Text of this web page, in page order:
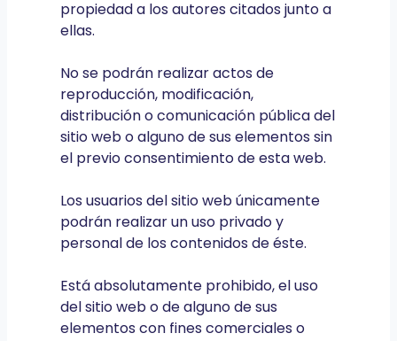
propiedad a los autores citados junto a
ellas.
No se podrán realizar actos de
reproducción, modificación,
distribución o comunicación pública del
sitio web o alguno de sus elementos sin
el previo consentimiento de esta web.
Los usuarios del sitio web únicamente
podrán realizar un uso privado y
personal de los contenidos de éste.
Está absolutamente prohibido, el uso
del sitio web o de alguno de sus
elementos con fines comerciales o